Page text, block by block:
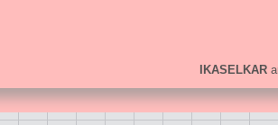
IKASELKAR